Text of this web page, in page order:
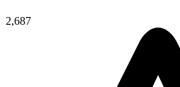
2,687